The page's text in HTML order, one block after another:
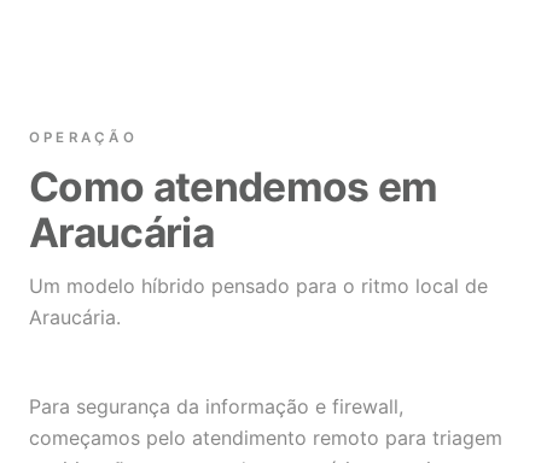
OPERAÇÃO
Como atendemos em
Araucária
Um modelo híbrido pensado para o ritmo local de
Araucária.
Para segurança da informação e firewall,
começamos pelo atendimento remoto para triagem